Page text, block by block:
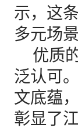
示，这
多元场
优质的
泛认可
文底蕴
彰显了